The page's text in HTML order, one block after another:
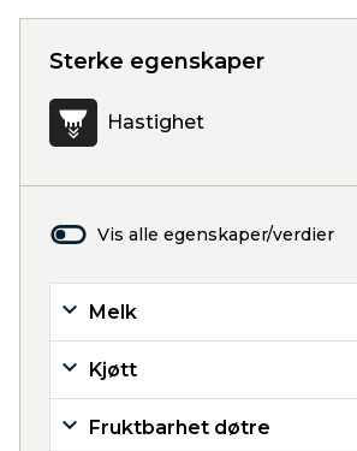
Sterke egenskaper
Hastighet
Vis alle egenskaper/verdier
Melk
Kjøtt
Fruktbarhet døtre